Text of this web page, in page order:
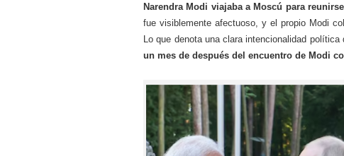
Narendra Modi viajaba a Moscú para
fue visiblemente afectuoso, y el propio Modi
Lo que denota una clara intencionalidad
un mes de después del encuentro de Modi